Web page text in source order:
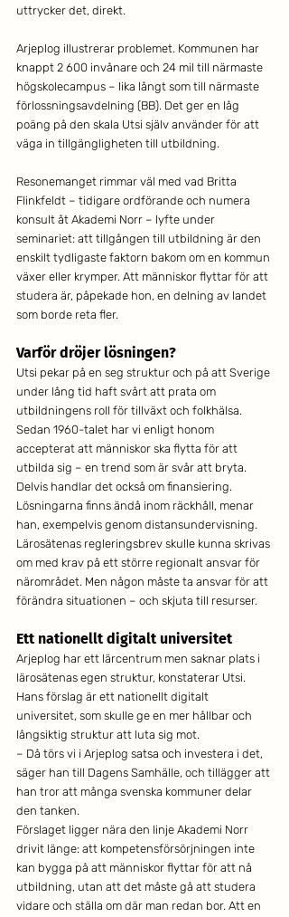
uttrycker det, direkt.
Arjeplog illustrerar problemet. Kommunen har
knappt 2 600 invånare och 24 mil till närmaste
högskolecampus – lika långt som till närmaste
förlossningsavdelning (BB). Det ger en låg
poäng på den skala Utsi själv använder för att
väga in tillgängligheten till utbildning.
Resonemanget rimmar väl med vad Britta
Flinkfeldt – tidigare ordförande och numera
konsult åt Akademi Norr – lyfte under
seminariet: att tillgången till utbildning är den
enskilt tydligaste faktorn bakom om en kommun
växer eller krymper. Att människor flyttar för att
studera är, påpekade hon, en delning av landet
som borde reta fler.
Varför dröjer lösningen?
Utsi pekar på en seg struktur och på att Sverige
under lång tid haft svårt att prata om
utbildningens roll för tillväxt och folkhälsa.
Sedan 1960-talet har vi enligt honom
accepterat att människor ska flytta för att
utbilda sig – en trend som är svår att bryta.
Delvis handlar det också om finansiering.
Lösningarna finns ändå inom räckhåll, menar
han, exempelvis genom distansundervisning.
Lärosätenas regleringsbrev skulle kunna skrivas
om med krav på ett större regionalt ansvar för
närområdet. Men någon måste ta ansvar för att
förändra situationen – och skjuta till resurser.
Ett nationellt digitalt universitet
Arjeplog har ett lärcentrum men saknar plats i
lärosätenas egen struktur, konstaterar Utsi.
Hans förslag är ett nationellt digitalt
universitet, som skulle ge en mer hållbar och
långsiktig struktur att luta sig mot.
– Då törs vi i Arjeplog satsa och investera i det,
säger han till Dagens Samhälle, och tillägger att
han tror att många svenska kommuner delar
den tanken.
Förslaget ligger nära den linje Akademi Norr
drivit länge: att kompetensförsörjningen inte
kan bygga på att människor flyttar för att nå
utbildning, utan att det måste gå att studera
vidare och ställa om där man redan bor. Att en